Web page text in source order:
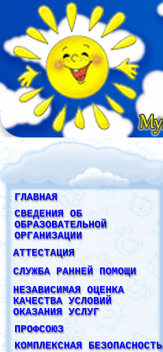
ГЛАВНАЯ
СВЕДЕНИЯ ОБ
ОБРАЗОВАТЕЛЬНОЙ
ОРГАНИЗАЦИИ
АТТЕСТАЦИЯ
СЛУЖБА РАННЕЙ ПОМОЩИ
НЕЗАВИСИМАЯ ОЦЕНКА
КАЧЕСТВА УСЛОВИЙ
ОКАЗАНИЯ УСЛУГ
ПРОФСОЮЗ
КОМПЛЕКСНАЯ БЕЗОПАСНОСТЬ